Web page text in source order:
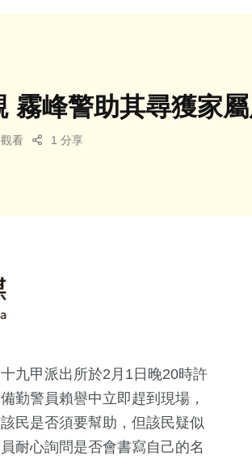
霧峰警助其尋獲家
看 1 分享
九甲派出所於2月1日晚20時許
勤警員賴譽中立即趕到現場，
民是否須要幫助，但該民疑似
耐心詢問是否會書寫自己的名